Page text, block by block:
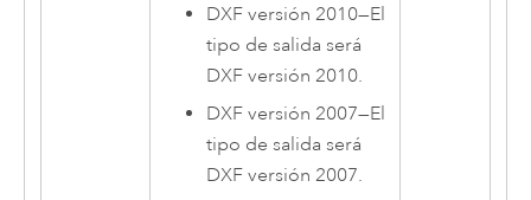
DXF versión 2010—El
tipo de salida será
DXF versión 2010.
DXF versión 2007—El
tipo de salida será
DXF versión 2007.